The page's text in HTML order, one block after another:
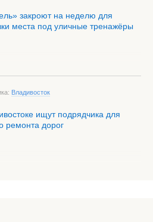
закроют на неделю для
места под уличные тренажёры
Владивосток
ищут подрядчика для
ремонта дорог